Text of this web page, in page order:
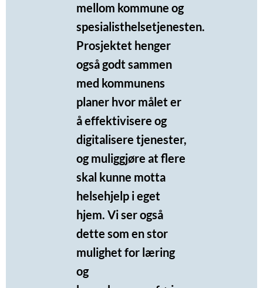
mellom kommune og
spesialisthelsetjenesten.
Prosjektet henger
også godt sammen
med kommunens
planer hvor målet er
å effektivisere og
digitalisere tjenester,
og muliggjøre at flere
skal kunne motta
helsehjelp i eget
hjem. Vi ser også
dette som en stor
mulighet for læring
og